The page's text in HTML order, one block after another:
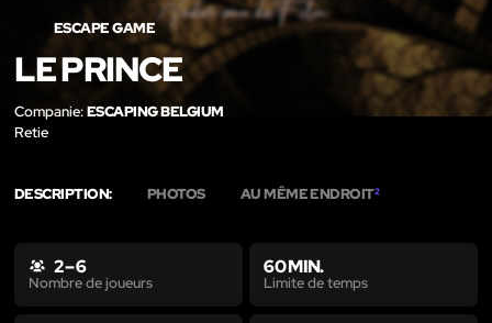
ESCAPE GAME
LE PRINCE
Companie:ESCAPING BELGIUM
Retie
DESCRIPTION: PHOTOS AU MÊME ENDROIT2
2 – 6
Nombre de joueurs
60 MIN.
Limite de temps